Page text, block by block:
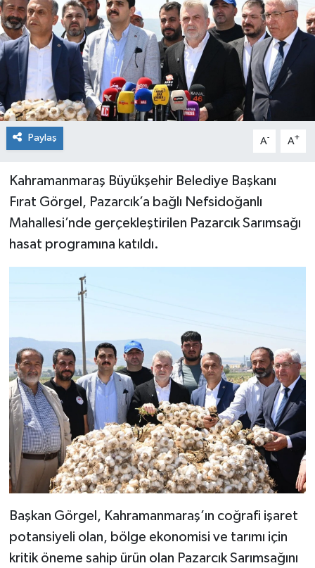
Paylaş A- A+
Kahramanmaraş Büyükşehir Belediye Başkanı
Fırat Görgel, Pazarcık’a bağlı Nefsidoğanlı
Mahallesi’nde gerçekleştirilen Pazarcık Sarımsağı
hasat programına katıldı.
Başkan Görgel, Kahramanmaraş’ın coğrafi işaret
potansiyeli olan, bölge ekonomisi ve tarımı için
kritik öneme sahip ürün olan Pazarcık Sarımsağını